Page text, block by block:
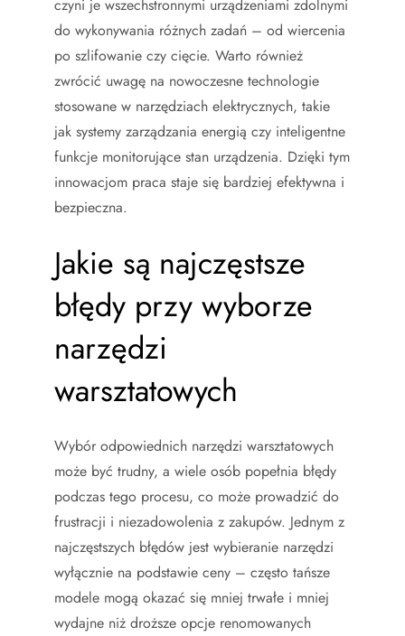
czyni je wszechstronnymi urządzeniami zdolnymi
do wykonywania różnych zadań – od wiercenia
po szlifowanie czy cięcie. Warto również
zwrócić uwagę na nowoczesne technologie
stosowane w narzędziach elektrycznych, takie
jak systemy zarządzania energią czy inteligentne
funkcje monitorujące stan urządzenia. Dzięki tym
innowacjom praca staje się bardziej efektywna i
bezpieczna.
Jakie są najczęstsze
błędy przy wyborze
narzędzi
warsztatowych
Wybór odpowiednich narzędzi warsztatowych
może być trudny, a wiele osób popełnia błędy
podczas tego procesu, co może prowadzić do
frustracji i niezadowolenia z zakupów. Jednym z
najczęstszych błędów jest wybieranie narzędzi
wyłącznie na podstawie ceny – często tańsze
modele mogą okazać się mniej trwałe i mniej
wydajne niż droższe opcje renomowanych